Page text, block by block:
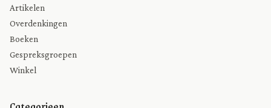
Artikelen
Overdenkingen
Boeken
Gespreksgroepen
Winkel